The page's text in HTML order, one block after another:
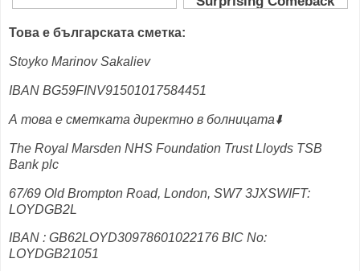
Това е българската сметка:
Stoyko Marinov Sakaliev
IBAN BG59FINV91501017584451
А това е сметката директно в болницата⬇️
The Royal Marsden NHS Foundation Trust Lloyds TSB
Bank plc
67/69 Old Brompton Road, London, SW7 3JXSWIFT:
LOYDGB2L
IBAN : GB62LOYD30978601022176 BIC No:
LOYDGB21051